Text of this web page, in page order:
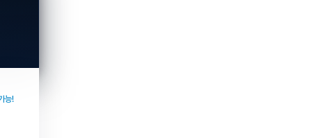
능!